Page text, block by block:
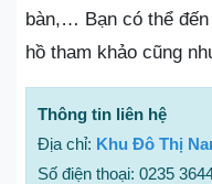
bàn,… Bạn có thể
hồ tham khảo cũng
Thông tin liên hệ
Địa chỉ: Khu Đô Thị
Số điện thoại: 0235